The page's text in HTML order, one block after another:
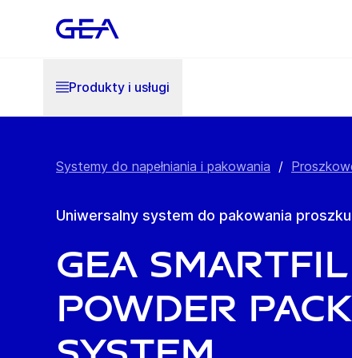
Produkty i usługi
Systemy do napełniania i pakowania /
Uniwersalny system do pakowania proszku
GEA SmartFil
Powder